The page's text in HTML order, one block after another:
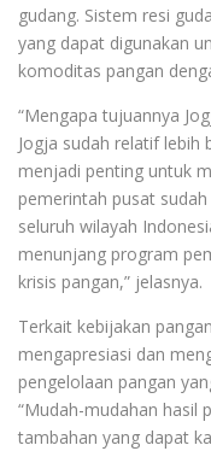
gudang. Sistem resi
yang dapat digunakan
komoditas pangan
“Mengapa tujuannya
Jogja sudah relatif lebih
menjadi penting untuk
pemerintah pusat
seluruh wilayah
menunjang program
krisis pangan,” jelasnya.
Terkait kebijakan
mengapresiasi dan
pengelolaan pangan
“Mudah-mudahan hasil
tambahan yang dapat